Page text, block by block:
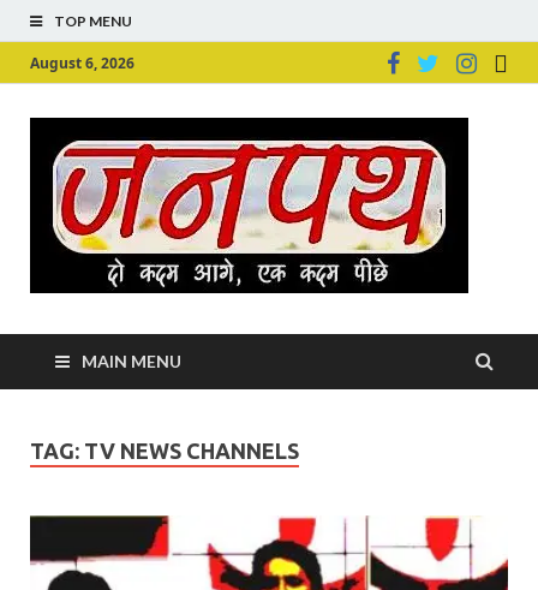
TOP MENU
August 6, 2026
MAIN MENU
TAG: TV NEWS CHANNELS